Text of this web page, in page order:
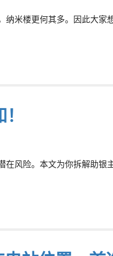
纳米楼更何其多。因此大家
在风险。本文为你拆解助银